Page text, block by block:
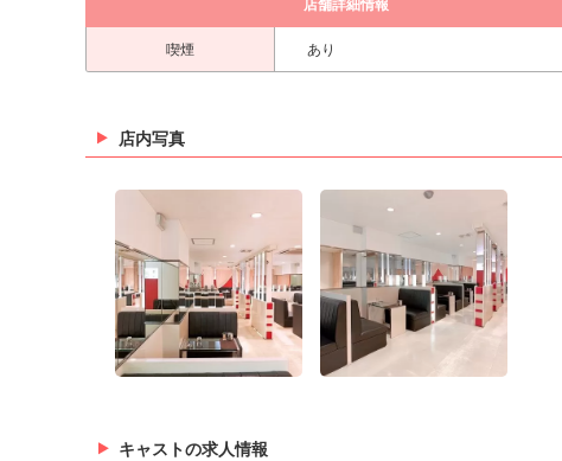
店舗詳細情報
喫煙 あり
店内写真
キャストの求人情報